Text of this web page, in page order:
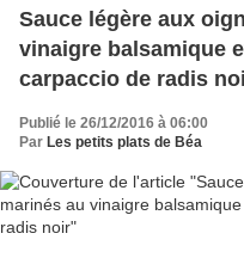
Sauce légère aux oignons
vinaigre balsamique
carpaccio de radis
Publié le 26/12/2016 à 06:00
Par Les petits plats de Béa